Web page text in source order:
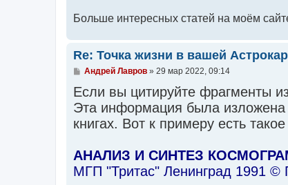
Больше интересных статей на моём
Re: Точка жизни в вашей
С
о
б
щ
е
н
Андрей Лавров» 29 мар 2022, 09:14
Если вы цитируйте фрагменты
Эта информация была изложена
книгах. Вот к примеру есть
АНАЛИЗ И СИНТЕЗ
МГП "Тритас" Ленинград 1991 ©